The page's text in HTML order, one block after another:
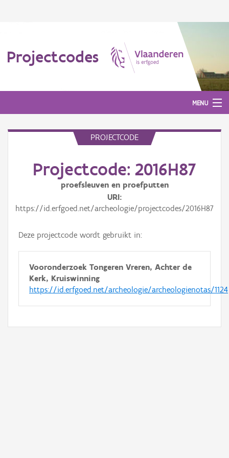
Projectcodes
MENU
PROJECTCODE
Projectcode: 2016H87
proefsleuven en proefputten
URI
https://id.erfgoed.net/archeologie/projectcodes/2016H87
Deze projectcode wordt gebruikt in:
Vooronderzoek Tongeren Vreren, Achter de
Kerk, Kruiswinning
https://id.erfgoed.net/archeologie/archeologienotas/1124